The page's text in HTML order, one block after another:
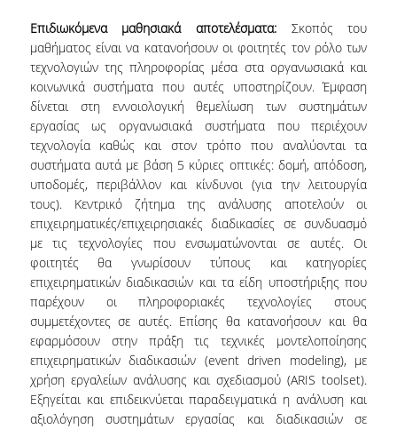
FULL TIME
PART TIME
DOCTORAL PROGRAM
QUALITY ASSURANCE
UNDERGRADUATE STUDY PROGRAMME -
ACCREDITATION
QUALITY ASSURANCE UNIT
RESEARCH
RESEARCH LABS
RESEARCH AREAS
PUBLICATIONS
Επιδιωκόμενα μαθησιακά αποτελέσματα: Σκοπός του
μαθήματος είναι να κατανοήσουν οι φοιτητές τον ρόλο των
τεχνολογιών της πληροφορίας μέσα στα οργανωσιακά και
κοινωνικά συστήματα που αυτές υποστηρίζουν. Έμφαση
δίνεται στη εννοιολογική θεμελίωση των συστημάτων
εργασίας ως οργανωσιακά συστήματα που περιέχουν
τεχνολογία καθώς και στον τρόπο που αναλύονται τα
συστήματα αυτά με βάση 5 κύριες οπτικές: δομή, απόδοση,
υποδομές, περιβάλλον και κίνδυνοι (για την λειτουργία
τους). Κεντρικό ζήτημα της ανάλυσης αποτελούν οι
επιχειρηματικές/επιχειρησιακές διαδικασίες σε συνδυασμό
με τις τεχνολογίες που ενσωματώνονται σε αυτές. Οι
φοιτητές θα γνωρίσουν τύπους και κατηγορίες
επιχειρηματικών διαδικασιών και τα είδη υποστήριξης που
παρέχουν οι πληροφοριακές τεχνολογίες στους
συμμετέχοντες σε αυτές. Επίσης θα κατανοήσουν και θα
εφαρμόσουν στην πράξη τις τεχνικές μοντελοποίησης
επιχειρηματικών διαδικασιών (event driven modeling), με
χρήση εργαλείων ανάλυσης και σχεδιασμού (ARIS toolset).
Εξηγείται και επιδεικνύεται παραδειγματικά η ανάλυση και
αξιολόγηση συστημάτων εργασίας και διαδικασιών σε